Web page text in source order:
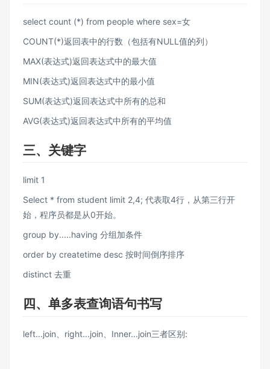
select count (*) from people where sex=女
COUNT(*)返回表中的行数（包括有NULL值的列）
MAX(表达式)返回表达式中的最大值
MIN(表达式)返回表达式中的最小值
SUM(表达式)返回表达式中所有的总和
AVG(表达式)返回表达式中所有的平均值
三、关键字
limit 1
Select * from student limit 2,4; 代表取4行，从第三行开
始，程序员都是从0开始。
group by.....having 分组加条件
order by createtime desc 按时间倒序排序
distinct 去重
四、单多表查询语句书写
left...join、right...join、Inner...join三者区别: